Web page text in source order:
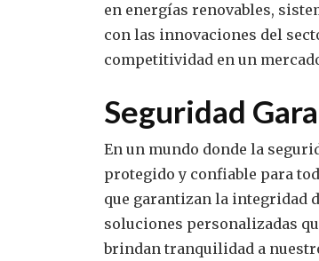
en energías renovables,
con las innovaciones del
competitividad en un
Seguridad
En un mundo donde la
protegido y confiable para
que garantizan la integridad
soluciones personalizadas
brindan tranquilidad a